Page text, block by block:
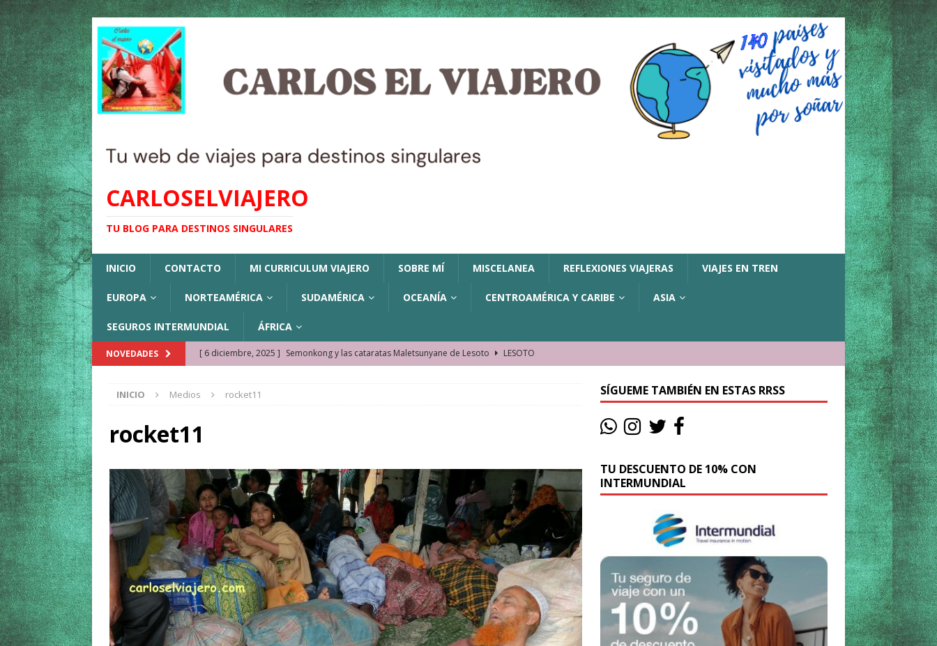
CARLOSELVIAJERO
TU BLOG PARA DESTINOS SINGULARES
INICIO CONTACTO MI CURRICULUM VIAJERO SOBRE MÍ MISCELANEA REFLEXIONES VIAJERAS VIAJES EN TREN
EUROPA NORTEAMÉRICA SUDAMÉRICA OCEANÍA CENTROAMÉRICA Y CARIBE ASIA
SEGUROS INTERMUNDIAL ÁFRICA
NOVEDADES [ 6 diciembre, 2025 ] Semonkong y las cataratas Maletsunyane de Lesoto
LESOTO
KAZAJISTÁN
[ 22 noviembre, 2025 ]
[ 9 octubre, 2025 ] JAMAICA. La historia de la misteriosa avioneta de la playa
JAMAICA
[ 27 septiembre, 2025 ]
Cómo moverse en Seychelles de manera sostenible
SEYCHELLES
[ 3 agosto, 2025 ] Qué ver en Manama. La capital de Baréin
BARÉIN
[ 15 marzo, 2026 ] Ela Nguema. El barrio más castizo de Malabo GUINEA ECUATORIAL
INICIO Medios rocket11
rocket11
SÍGUEME TAMBIÉN EN ESTAS RRSS
TU DESCUENTO DE 10% CON
INTERMUNDIAL